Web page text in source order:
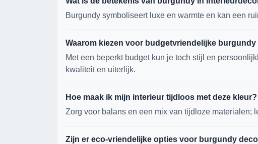
Burgundy symboliseert luxe en warmte en kan een
Waarom kiezen voor budgetvriendelijke burgundy
Met een beperkt budget kun je toch stijl en
kwaliteit en uiterlijk.
Hoe maak ik mijn interieur tijdloos met deze kleur?
Zorg voor balans en een mix van tijdloze materialen;
Zijn er eco-vriendelijke opties voor burgundy